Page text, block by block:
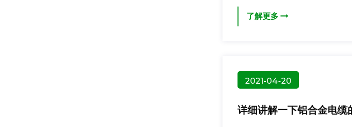
了解更多
2021-04-20
详细讲解一下铝合金电缆